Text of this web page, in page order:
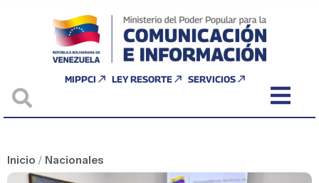
MIPPCI LEY RESORTE SERVICIOS
Inicio / Nacionales